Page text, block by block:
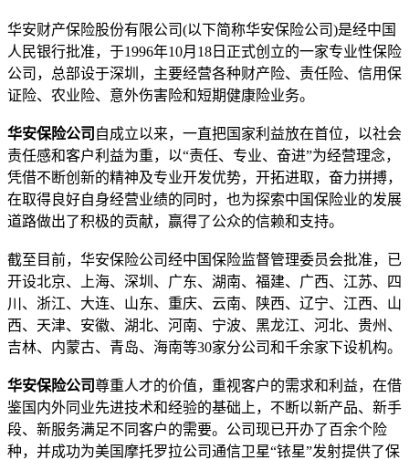
华安财产保险股份有限公司(以下简称华安保险公司)是经中国
人民银行批准，于1996年10月18日正式创立的一家专业性保险
公司，总部设于深圳，主要经营各种财产险、责任险、信用保
证险、农业险、意外伤害险和短期健康险业务。
华安保险公司 自成立以来，一直把国家利益放在首位，以社会
责任感和客户利益为重，以“责任、专业、奋进”为经营理念，
凭借不断创新的精神及专业开发优势，开拓进取，奋力拼搏，
在取得良好自身经营业绩的同时，也为探索中国保险业的发展
道路做出了积极的贡献，赢得了公众的信赖和支持。
截至目前，华安保险公司经中国保险监督管理委员会批准，已
开设北京、上海、深圳、广东、湖南、福建、广西、江苏、四
川、浙江、大连、山东、重庆、云南、陕西、辽宁、江西、山
西、天津、安徽、湖北、河南、宁波、黑龙江、河北、贵州、
吉林、内蒙古、青岛、海南等30家分公司和千余家下设机构。
华安保险公司尊重人才的价值，重视客户的需求和利益，在借
鉴国内外同业先进技术和经验的基础上，不断以新产品、新手
段、新服务满足不同客户的需要。公司现已开办了百余个险
种，并成功为美国摩托罗拉公司通信卫星“铱星”发射提供了保